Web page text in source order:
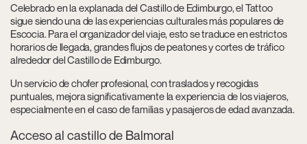
Celebrado en la explanada del Castillo de Edimburgo, el Tattoo
sigue siendo una de las experiencias culturales más populares de
Escocia. Para el organizador del viaje, esto se traduce en estrictos
horarios de llegada, grandes flujos de peatones y cortes de tráfico
alrededor del Castillo de Edimburgo.
Un servicio de chofer profesional, con traslados y recogidas
puntuales, mejora significativamente la experiencia de los viajeros,
especialmente en el caso de familias y pasajeros de edad avanzada.
Acceso al castillo de Balmoral